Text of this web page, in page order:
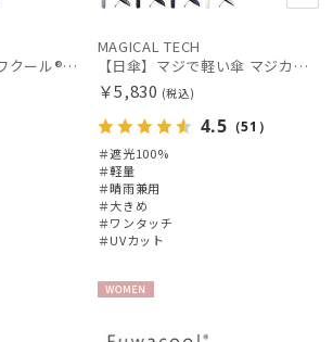
【晴雨兼用日傘】フワクール®ホワイト（Fuwacool® White）ジオメタリックラメ 遮光100 UV100
MAGICAL TECH
【日傘】マジで軽い傘 マジカルテックプロテクション(MAGICAL TECH PROTECTION) 58cm 晴雨兼用傘自動開閉折りたたみ日傘 一級遮光100% UV 軽量 機能性 大きめ 人気
￥5,830 (税込)
4.5 （51）
＃遮光100%
＃軽量
＃晴雨兼用
＃大きめ
＃ワンタッチ
＃UVカット
N